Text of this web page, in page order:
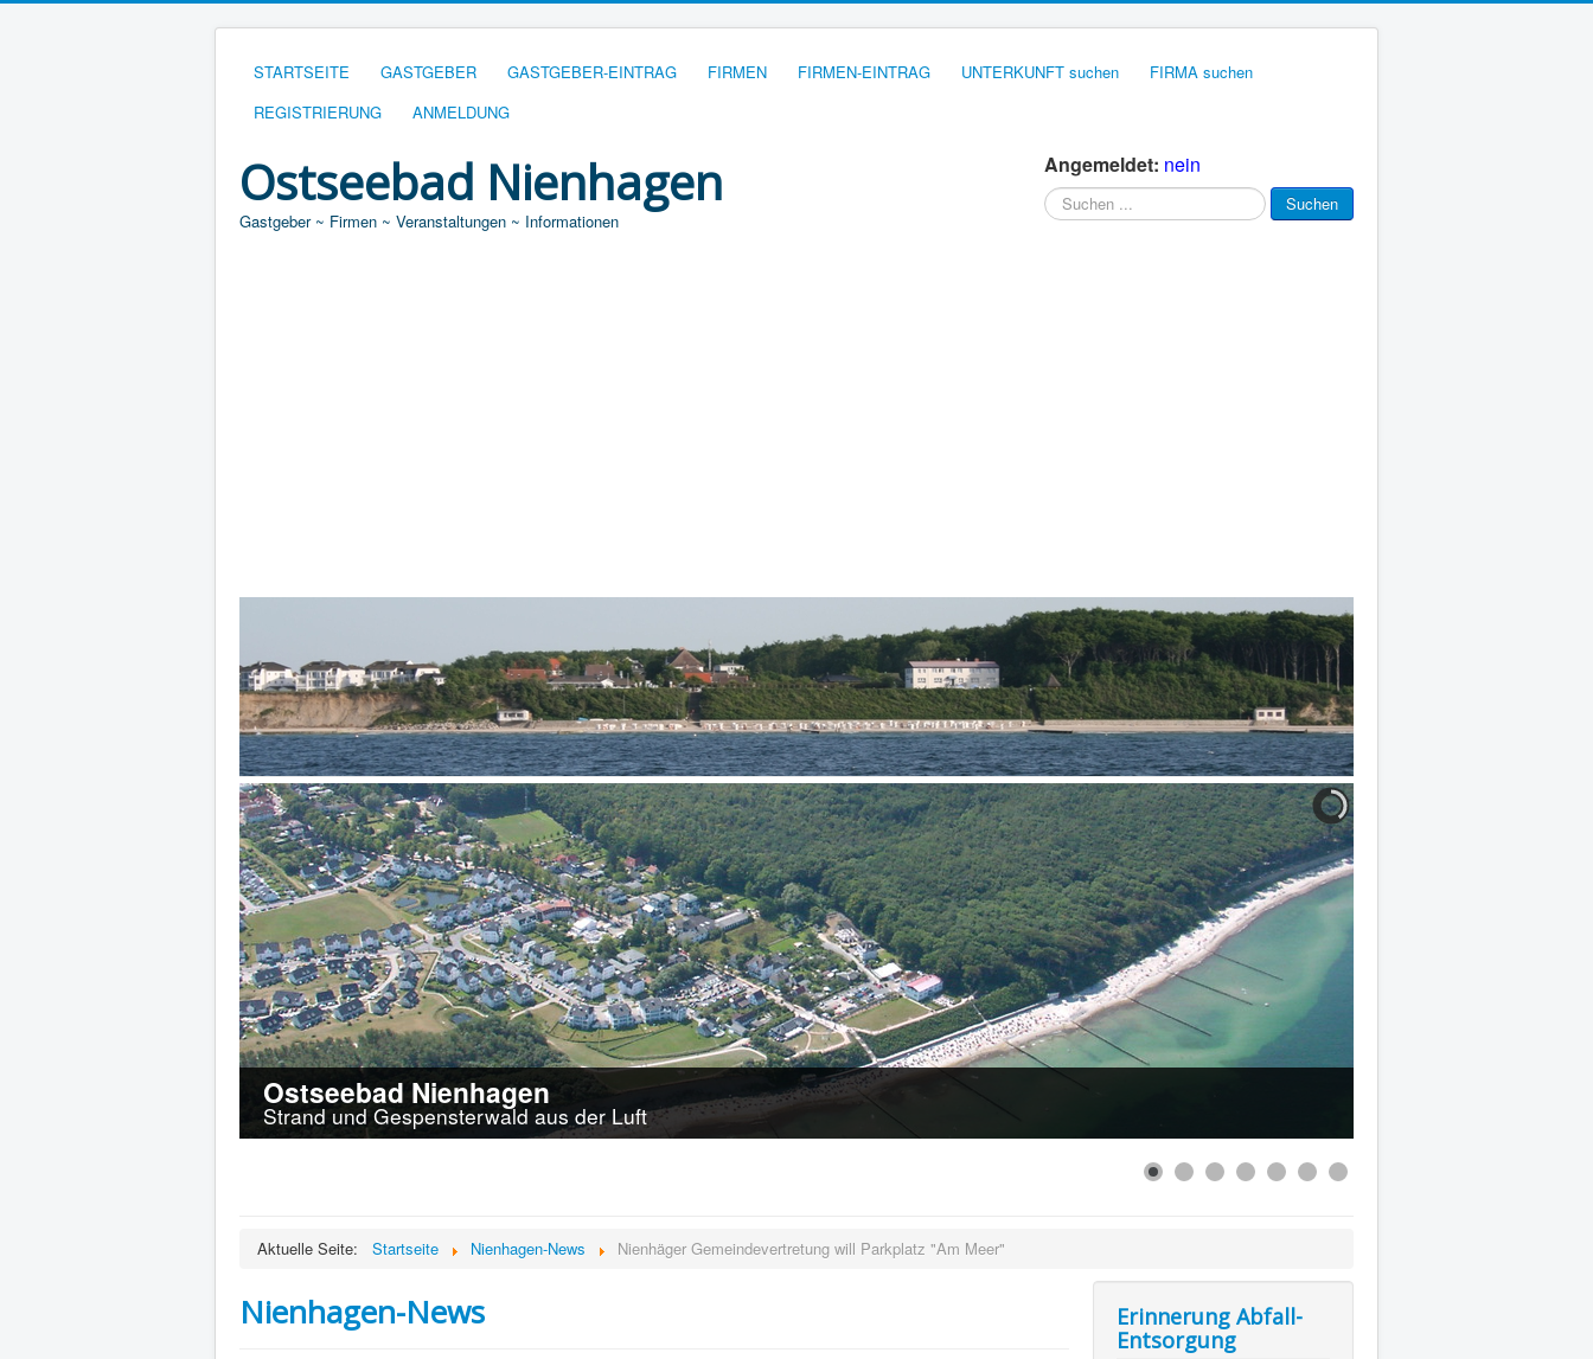
STARTSEITE GASTGEBER GASTGEBER-EINTRAG FIRMEN FIRMEN-EINTRAG UNTERKUNFT suchen
FIRMA suchen
REGISTRIERUNG
ANMELDUNG
Ostseebad Nienhagen
Gastgeber ~ Firmen ~ Veranstaltungen ~ Informationen
Angemeldet: nein
Suchen
...
Suchen
Ostseebad Nienhagen
Strand und Gespensterwald aus der Luft
Aktuelle Seite: Startseite Nienhagen-News Nienhäger Gemeindevertretung will Parkplatz "Am Meer"
Nienhagen-News
Erinnerung Abfall-
Entsorgung